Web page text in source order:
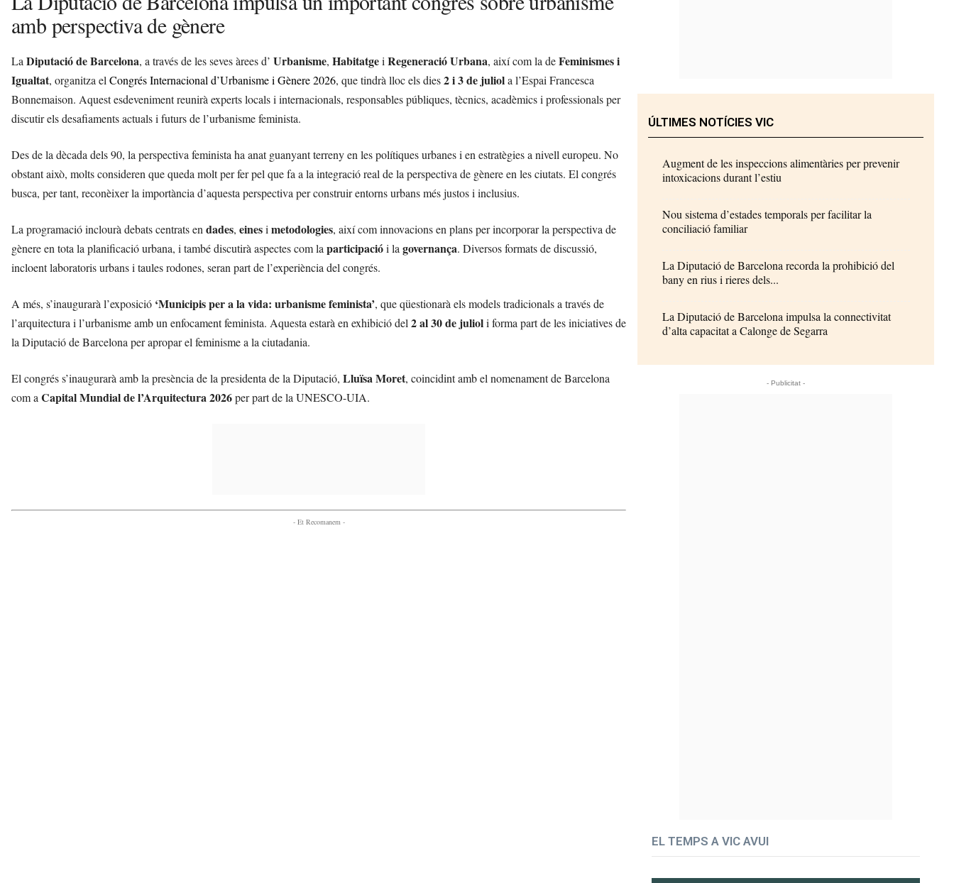
amb perspectiva de gènere
LaDiputació de Barcelona, a través de les seves àrees d’ Urbanisme, HabitatgeiRegeneració Urbana, així com la deFeminismes i
Igualtat, organitza elCongrés Internacional d’Urbanisme i Gènere 2026, que tindrà lloc els dies2 i 3 de juliola l’Espai Francesca
Bonnemaison. Aquest esdeveniment reunirà experts locals i internacionals, responsables públiques, tècnics, acadèmics i professionals per
discutir els desafiaments actuals i futurs de l’urbanisme feminista.
Des de la dècada dels 90, la perspectiva feminista ha anat guanyant terreny en les polítiques urbanes i en estratègies a nivell europeu. No
obstant això, molts consideren que queda molt per fer pel que fa a la integració real de la perspectiva de gènere en les ciutats. El congrés
busca, per tant, reconèixer la importància d’aquesta perspectiva per construir entorns urbans més justos i inclusius.
La programació inclourà debats centrats endades, einesimetodologies, així com innovacions en plans per incorporar la perspectiva de
gènere en tota la planificació urbana, i també discutirà aspectes com laparticipaciói lagovernança. Diversos formats de discussió,
incloent laboratoris urbans i taules rodones, seran part de l’experiència del congrés.
A més, s’inaugurarà l’exposició ‘Municipis per a la vida: urbanisme feminista’, que qüestionarà els models tradicionals a través de
l’arquitectura i l’urbanisme amb un enfocament feminista. Aquesta estarà en exhibició del2 al 30 de julioli forma part de les iniciatives de
la Diputació de Barcelona per apropar el feminisme a la ciutadania.
El congrés s’inaugurarà amb la presència de la presidenta de la Diputació, Lluïsa Moret, coincidint amb el nomenament de Barcelona
com aCapital Mundial de l’Arquitectura 2026per part de la UNESCO-UIA.
- Et Recomanem -
ÚLTIMES NOTÍCIES VIC
Augment de les inspeccions alimentàries per prevenir
intoxicacions durant l’estiu
Nou sistema d’estades temporals per facilitar la
conciliació familiar
La Diputació de Barcelona recorda la prohibició del
bany en rius i rieres dels...
La Diputació de Barcelona impulsa la connectivitat
d’alta capacitat a Calonge de Segarra
- Publicitat -
EL TEMPS A VIC AVUI